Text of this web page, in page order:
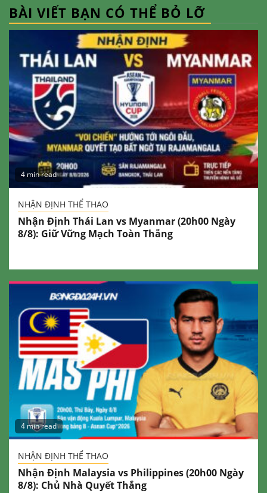
BÀI VIẾT BẠN CÓ THỂ BỎ LỠ
4 min read
NHẬN ĐỊNH THỂ THAO
Nhận Định Thái Lan vs Myanmar (20h00 Ngày
8/8): Giữ Vững Mạch Toàn Thắng
4 min read
NHẬN ĐỊNH THỂ THAO
Nhận Định Malaysia vs Philippines (20h00 Ngày
8/8): Chủ Nhà Quyết Thắng